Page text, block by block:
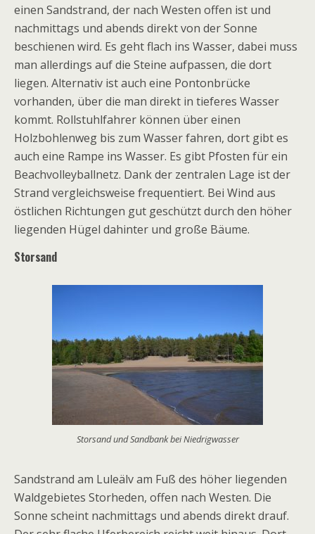
einen Sandstrand, der nach Westen offen ist und
nachmittags und abends direkt von der Sonne
beschienen wird. Es geht flach ins Wasser, dabei muss
man allerdings auf die Steine aufpassen, die dort
liegen. Alternativ ist auch eine Pontonbrücke
vorhanden, über die man direkt in tieferes Wasser
kommt. Rollstuhlfahrer können über einen
Holzbohlenweg bis zum Wasser fahren, dort gibt es
auch eine Rampe ins Wasser. Es gibt Pfosten für ein
Beachvolleyballnetz. Dank der zentralen Lage ist der
Strand vergleichsweise frequentiert. Bei Wind aus
östlichen Richtungen gut geschützt durch den höher
liegenden Hügel dahinter und große Bäume.
Storsand
Storsand und Sandbank bei Niedrigwasser
Sandstrand am Luleälv am Fuß des höher liegenden
Waldgebietes Storheden, offen nach Westen. Die
Sonne scheint nachmittags und abends direkt drauf.